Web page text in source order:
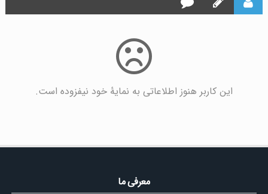
این کاربر هنوز اطلاعاتی به نمایۀ خود نیفزوده است.
معرفی ما